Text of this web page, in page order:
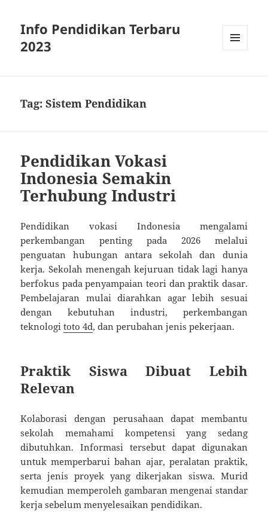
Info Pendidikan Terbaru
2023
Tag:Sistem Pendidikan
Pendidikan Vokasi
Indonesia Semakin
Terhubung Industri
Pendidikan vokasi Indonesia mengalami
perkembangan penting pada 2026 melalui
penguatan hubungan antara sekolah dan dunia
kerja. Sekolah menengah kejuruan tidak lagi hanya
berfokus pada penyampaian teori dan praktik dasar.
Pembelajaran mulai diarahkan agar lebih sesuai
dengan kebutuhan industri, perkembangan
teknologitoto 4d, dan perubahan jenis pekerjaan.
Praktik Siswa Dibuat Lebih
Relevan
Kolaborasi dengan perusahaan dapat membantu
sekolah memahami kompetensi yang sedang
dibutuhkan. Informasi tersebut dapat digunakan
untuk memperbarui bahan ajar, peralatan praktik,
serta jenis proyek yang dikerjakan siswa. Murid
kemudian memperoleh gambaran mengenai standar
kerja sebelum menyelesaikan pendidikan.